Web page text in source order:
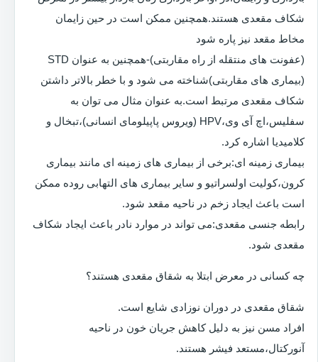
شکاف مقعدی هستند.همچنین ممکن است در حین زایمان
مخاط مقعد نیز پاره شود
(عفونت های منتقله از راه مقاربتی)-همچنین به عنوان STD
(بیماری های مقاربتی)شناخته می شود و با خطر بالاتر داشتن
شکاف مقعدی مرتبط است.به عنوان مثال می توان به
سفلیس،اچ آی وی،HPV (ویروس پاپیلومای انسانی)،تبخال و
کلامیدیا اشاره کرد.
بیماری زمینه ای:برخی از بیماری های زمینه ای مانند بیماری
کرون،کولیت اولسراتیو و سایر بیماری های التهابی روده ممکن
است باعث ایجاد زخم در ناحیه مقعد شود.
رابطه جنسی مقعدی:می تواند در موارد نادر باعث ایجاد شکاف
مقعدی شود.
چه کسانی در معرض ابتلا به شقاق مقعدی هستند؟
شقاق مقعدی در دوران نوزادی شایع است.
افراد مسن نیز به دلیل کاهش جریان خون در ناحیه
آنورکتال،مستعد فیشر هستند.